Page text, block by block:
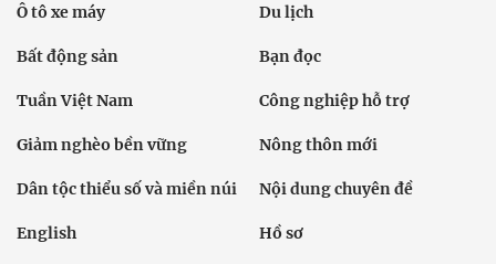
Ô tô xe máy Du lịch
Bất động sản Bạn đọc
Tuần Việt Nam Công nghiệp hỗ trợ
Giảm nghèo bền vững Nông thôn mới
Dân tộc thiểu số và miền núi Nội dung chuyên đề
English Hồ sơ